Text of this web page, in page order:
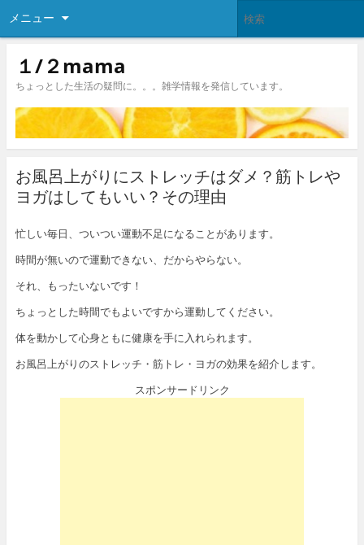
メニュー
１/２mama
ちょっとした生活の疑問に。。。雑学情報を発信しています。
お風呂上がりにストレッチはダメ？筋トレや
ヨガはしてもいい？その理由
忙しい毎日、ついつい運動不足になることがあります。
時間が無いので運動できない、だからやらない。
それ、もったいないです！
ちょっとした時間でもよいですから運動してください。
体を動かして心身ともに健康を手に入れられます。
お風呂上がりのストレッチ・筋トレ・ヨガの効果を紹介します。
スポンサードリンク